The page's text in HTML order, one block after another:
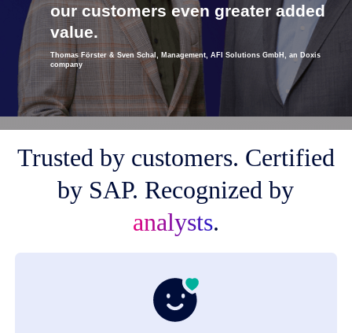
our customers even greater added
value.
Thomas Förster & Sven Schal, Management, AFI Solutions GmbH, an Doxis
company
Trusted by customers. Certified
by SAP. Recognized by
analysts.